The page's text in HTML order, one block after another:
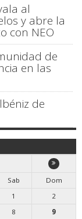
al
y abre la
con NEO
de
en las
de
Sab
Dom
1
2
8
9